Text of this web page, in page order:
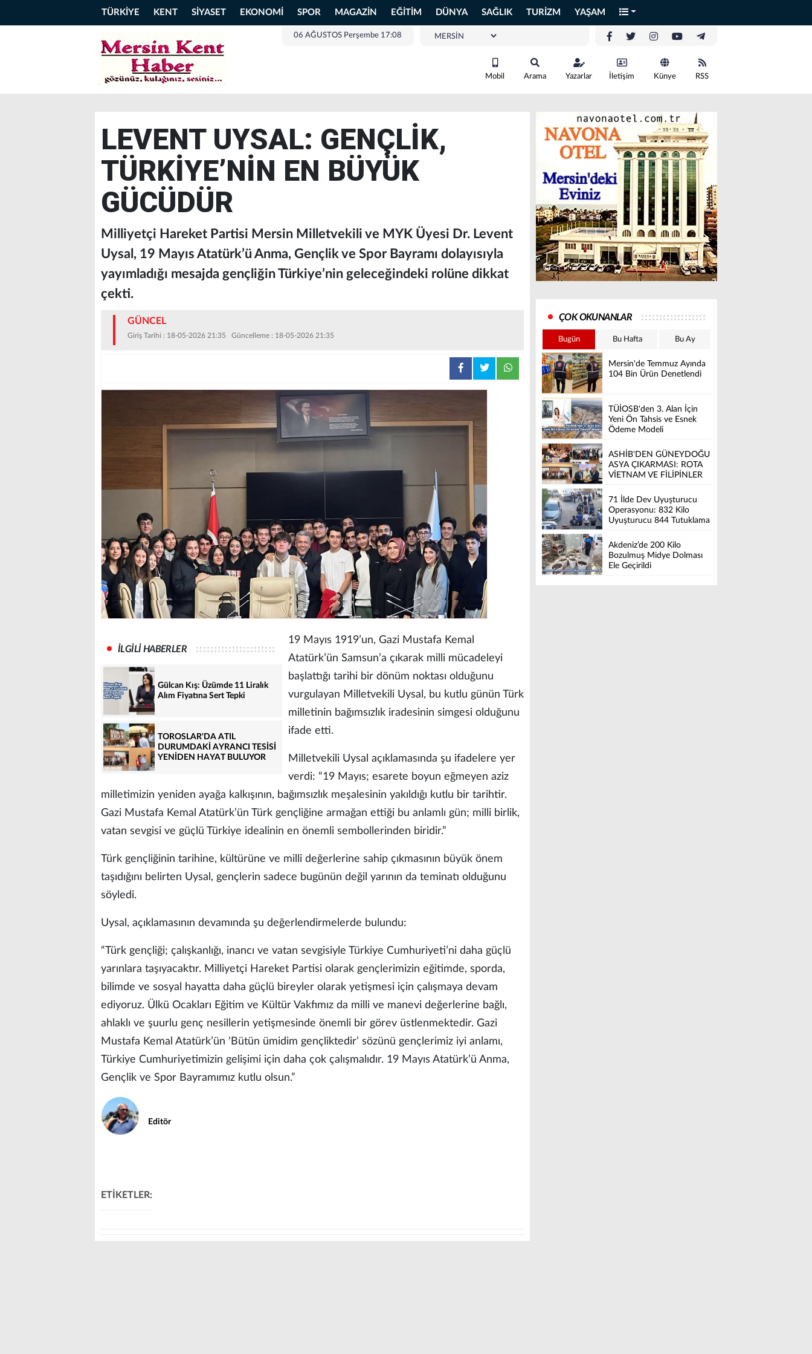
TÜRKİYE KENT SİYASET EKONOMİ SPOR MAGAZİN EĞİTİM DÜNYA SAĞLIK TURİZM YAŞAM
06 AĞUSTOS Perşembe 17:08
Mobil Arama Yazarlar İletişim Künye RSS
LEVENT UYSAL: GENÇLİK,
TÜRKİYE’NİN EN BÜYÜK
GÜCÜDÜR
Milliyetçi Hareket Partisi Mersin Milletvekili ve MYK Üyesi Dr. Levent
Uysal, 19 Mayıs Atatürk’ü Anma, Gençlik ve Spor Bayramı dolayısıyla
yayımladığı mesajda gençliğin Türkiye’nin geleceğindeki rolüne dikkat
çekti.
GÜNCEL
Giriş Tarihi : 18-05-2026 21:35 Güncelleme : 18-05-2026 21:35
İLGİLİ HABERLER
Gülcan Kış: Üzümde 11 Liralık
Alım Fiyatına Sert Tepki
TOROSLAR'DA ATIL
DURUMDAKİ AYRANCI TESİSİ
YENİDEN HAYAT BULUYOR
19 Mayıs 1919’un, Gazi Mustafa Kemal
Atatürk’ün Samsun’a çıkarak milli mücadeleyi
başlattığı tarihi bir dönüm noktası olduğunu
vurgulayan Milletvekili Uysal, bu kutlu günün Türk
milletinin bağımsızlık iradesinin simgesi olduğunu
ifade etti.
Milletvekili Uysal açıklamasında şu ifadelere yer
verdi: “19 Mayıs; esarete boyun eğmeyen aziz
milletimizin yeniden ayağa kalkışının, bağımsızlık meşalesinin yakıldığı kutlu bir tarihtir.
Gazi Mustafa Kemal Atatürk’ün Türk gençliğine armağan ettiği bu anlamlı gün; milli birlik,
vatan sevgisi ve güçlü Türkiye idealinin en önemli sembollerinden biridir.”
Türk gençliğinin tarihine, kültürüne ve milli değerlerine sahip çıkmasının büyük önem
taşıdığını belirten Uysal, gençlerin sadece bugünün değil yarının da teminatı olduğunu
söyledi.
Uysal, açıklamasının devamında şu değerlendirmelerde bulundu:
“Türk gençliği; çalışkanlığı, inancı ve vatan sevgisiyle Türkiye Cumhuriyeti’ni daha güçlü
yarınlara taşıyacaktır. Milliyetçi Hareket Partisi olarak gençlerimizin eğitimde, sporda,
bilimde ve sosyal hayatta daha güçlü bireyler olarak yetişmesi için çalışmaya devam
ediyoruz. Ülkü Ocakları Eğitim ve Kültür Vakfımız da milli ve manevi değerlerine bağlı,
ahlaklı ve şuurlu genç nesillerin yetişmesinde önemli bir görev üstlenmektedir. Gazi
Mustafa Kemal Atatürk’ün ‘Bütün ümidim gençliktedir’ sözünü gençlerimiz iyi anlamı,
Türkiye Cumhuriyetimizin gelişimi için daha çok çalışmalıdır. 19 Mayıs Atatürk’ü Anma,
Gençlik ve Spor Bayramımız kutlu olsun.”
Editör
ETİKETLER:
ÇOK OKUNANLAR
Bugün Bu Hafta Bu Ay
Mersin'de Temmuz Ayında
104 Bin Ürün Denetlendi
TÜİOSB'den 3. Alan İçin
Yeni Ön Tahsis ve Esnek
Ödeme Modeli
ASHİB'DEN GÜNEYDOĞU
ASYA ÇIKARMASI: ROTA
VİETNAM VE FİLİPİNLER
71 İlde Dev Uyuşturucu
Operasyonu: 832 Kilo
Uyuşturucu 844 Tutuklama
Akdeniz’de 200 Kilo
Bozulmuş Midye Dolması
Ele Geçirildi